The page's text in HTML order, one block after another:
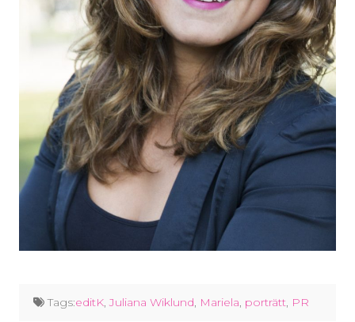
Tags:editK,Juliana Wiklund, Mariela, porträtt, PR